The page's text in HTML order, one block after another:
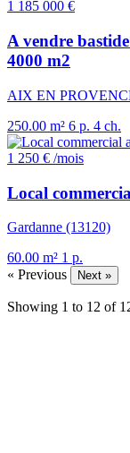
1 185 000 €
A vendre
4000 m2
AIX EN
250.00 m² 6 p. 4 ch.
1 250 € /mois
Local
Gardanne (13120)
60.00 m² 1 p.
« Previous
Next »
Showing 1 to 12 of